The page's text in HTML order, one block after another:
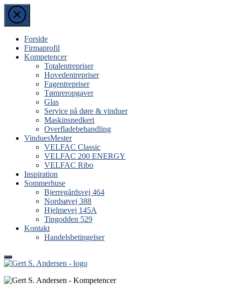
Skip
to
the
contentForside
Firmaprofil
Kompetencer
Totalentrepriser
Hovedentrepriser
Fagentrepriser
Tømreropgaver
Glas
Service på døre & vinduer
Maskinsnedkeri
Overfladebehandling
VinduesMester
VELFAC Classic
VELFAC 200 ENERGY
VELFAC Ribo
Inspiration
Sommerhuse
Bjerregårdsvej 464
Nordsøvej 388
Hjelmevej 145A
Tingodden 529
Kontakt
Handelsbetingelser
Gert S. Andersen